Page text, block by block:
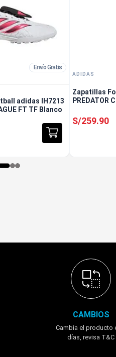
Envío Gratis
adidas IH7213
FT TF Blanco
ADIDAS
Zapatillas
PREDATOR
S/259.90
CAMBIOS
Cambia el producto
días, revisa T&C